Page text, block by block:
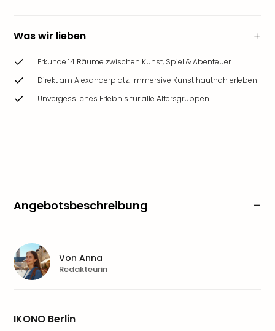
Was wir lieben
Erkunde 14 Räume zwischen Kunst, Spiel & Abenteuer
Direkt am Alexanderplatz: Immersive Kunst hautnah erleben
Unvergessliches Erlebnis für alle Altersgruppen
Angebotsbeschreibung
IKONO Berlin
Von Anna
Redakteurin